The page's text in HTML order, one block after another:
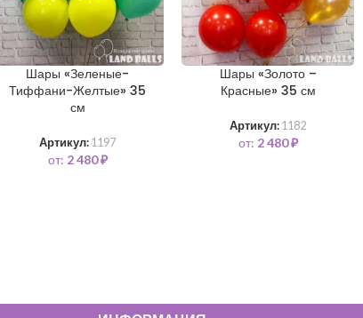
Шары «Зеленые-
Тиффани-Желтые» 35
см
Артикул: 1197
от: 2 480₽
Шары «Золото –
Красные» 35 см
Артикул: 1182
от: 2 480₽